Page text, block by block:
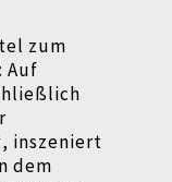
zum
Auf
inszeniert
dem